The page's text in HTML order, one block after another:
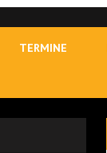
TERMINE